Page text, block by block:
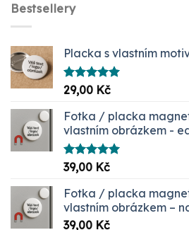
Bestsellery
Placka s vlastním
Hodnocení
5.00
29,00 Kč
Fotka / placka
vlastním obrázkem -
Hodnocení
5.00
39,00 Kč
Fotka / placka
vlastním obrázkem –
39,00 Kč